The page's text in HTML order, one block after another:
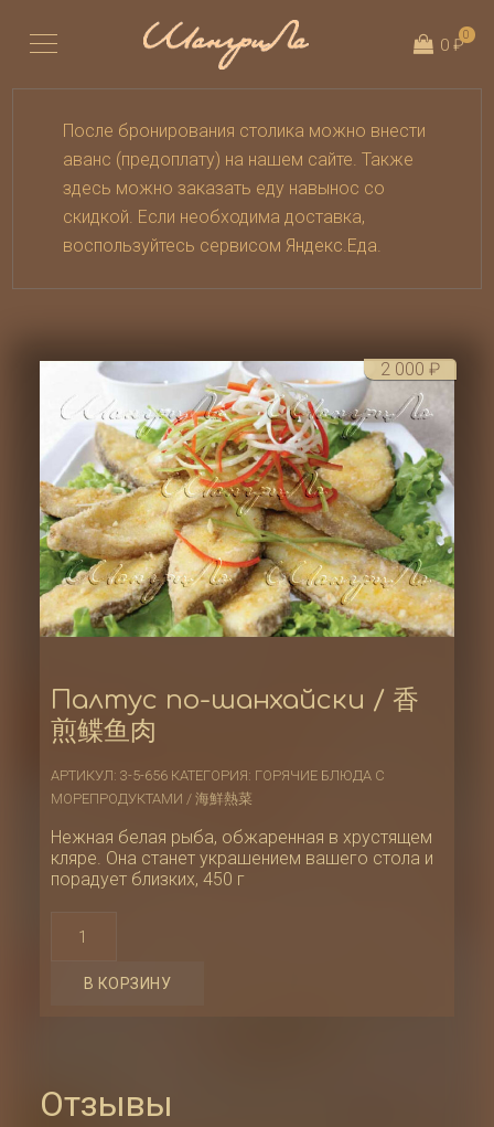
0
0 ₽
После бронирования столика можно внести
аванс (предоплату) на нашем сайте. Также
здесь можно заказать еду навынос со
скидкой. Если необходима доставка,
воспользуйтесь сервисом Яндекс.Еда.
2 000 ₽
Палтус по-шанхайски / 香
煎鲽鱼肉
АРТИКУЛ: 3-5-656 КАТЕГОРИЯ: ГОРЯЧИЕ БЛЮДА С
МОРЕПРОДУКТАМИ / 海鮮熱菜
Нежная белая рыба, обжаренная в хрустящем
кляре. Она станет украшением вашего стола и
порадует близких, 450 г
товара
шанхайски
В КОРЗИНУ
Отзывы